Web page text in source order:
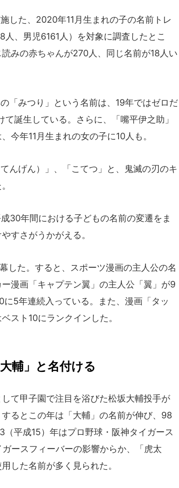
した、2020年11月生まれの子の名前トレ
、男児6161人）を対象に調査したとこ
みの赤ちゃんが270人、同じ名前が18人い
「みつり」という名前は、19年ではゼロだ
誕生している。さらに、「嘴平伊之助」
今年11月生まれの女の子に10人も。
んげん）」、「こてつ」と、鬼滅の刃のキ
30年間における子どもの名前の変遷をま
すさがうかがえる。
した。すると、スポーツ漫画の主人公の名
漫画「キャプテン翼」の主人公「翼」が9
5年連続入っている。また、漫画「タッ
スト10にランクインした。
輔」と名付ける
て甲子園で注目を浴びた松坂大輔投手が
るとこの年は「大輔」の名前が伸び、98
平成15）年はプロ野球・阪神タイガース
ースフィーバーの影響からか、「虎太
した名前が多く見られた。